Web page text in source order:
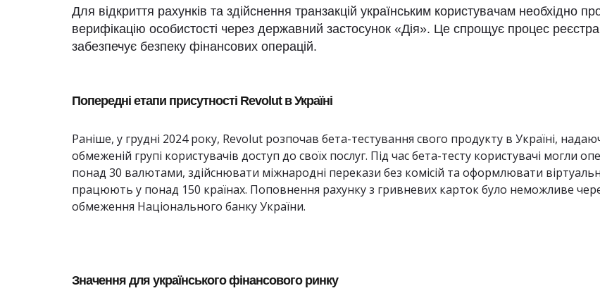
Для відкриття рахунків та здійснення транзакцій українським користувачам необхідно
верифікацію особистості через державний застосунок «Дія». Це спрощує процес
забезпечує безпеку фінансових операцій.
Попередні етапи присутності Revolut в Україні
Раніше, у грудні 2024 року, Revolut розпочав бета-тестування свого продукту в Україні,
обмеженій групі користувачів доступ до своїх послуг. Під час бета-тесту користувачі могли
понад 30 валютами, здійснювати міжнародні перекази без комісій та оформлювати
працюють у понад 150 країнах. Поповнення рахунку з гривневих карток було неможливе
обмеження Національного банку України.
Значення для українського фінансового ринку